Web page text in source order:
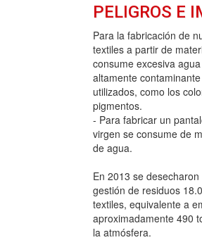
PELIGROS E
Para la fabricación de
textiles a partir de
consume excesiva
altamente
utilizados, como los
pigmentos.
- Para fabricar un
virgen se consume de
de agua.
En 2013 se
gestión de residuos
textiles, equivalente a
aproximadamente 490
la atmósfera.